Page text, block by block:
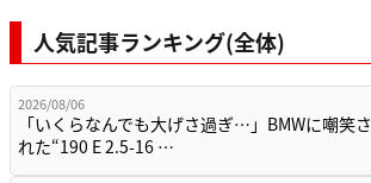
人気記事ランキング(全体)
2026/08/06
「いくらなんでも大げさ過ぎ…」BMWに嘲笑さ
れた“190 E 2.5-16 …